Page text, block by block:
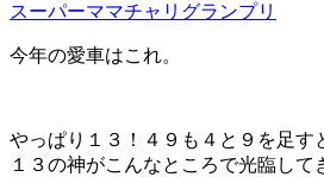
スーパーママチャリグランプリ
今年の愛車はこれ。
やっぱり１３！４９も４と９を足す
１３の神がこんなところで光臨して